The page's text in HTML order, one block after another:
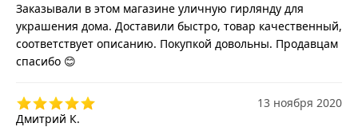
Заказывали в этом магазине уличную гирлянду для
украшения дома. Доставили быстро, товар качественный,
соответствует описанию. Покупкой довольны. Продавцам
спасибо 😊
Дмитрий К.
13 ноября 2020